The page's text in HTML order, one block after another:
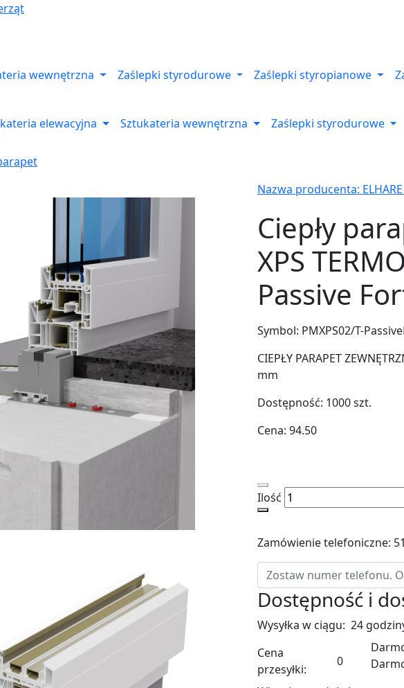
wewnętrzna Zaślepki styrodurowe Zaślepki styropianowe
elewacyjna Sztukateria wewnętrzna Zaślepki styrodurowe
Nazwa producenta: ELHARE
Ciepły
XPS
Passive
Symbol: PMXPS02/T-
CIEPŁY PARAPET
mm
Dostępność: 1000szt.
Cena: 94.50
Ilość
Zamówienie telefoniczne:
Dostępność i
Wysyłka w ciągu: 24
Cena
przesyłki:
0